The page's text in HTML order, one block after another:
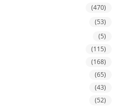
(470)
(53)
(5)
(115)
(168)
(65)
(43)
(52)